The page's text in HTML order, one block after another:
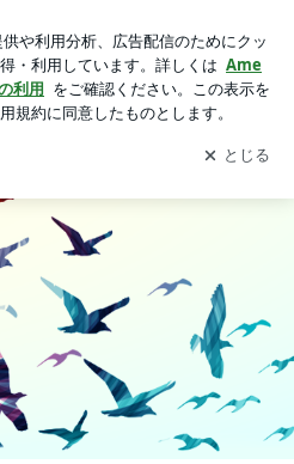
ログの更新通知
を受け取りまし
開く